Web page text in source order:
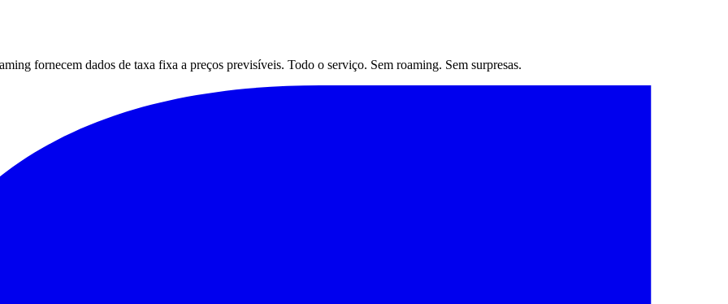
fornecem dados de taxa fixa a preços previsíveis. Todo o serviço. Sem roaming. Sem surpresas.